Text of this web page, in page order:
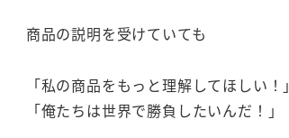
商品の説明を受けていても
「私の商品をもっと理解してほしい！」
「俺たちは世界で勝負したいんだ！」